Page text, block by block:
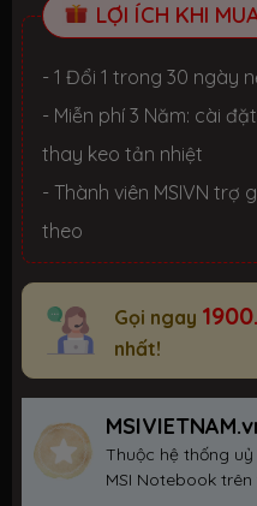
LỢI ÍCH KHI
- 1 Đổi 1 trong 30 ngày
- Miễn phí 3 Năm: cài
thay keo tản nhiệt
- Thành viên MSIVN trợ
theo
Gọi ngay
nhất!
Thuộc hệ thống
MSI Notebook